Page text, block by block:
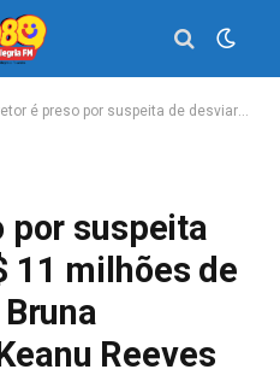
preso por suspeita de desviar US$ 11 milhões de série que teria Bruna Marquezine e Keanu Reeves
por suspeita
11 milhões de
Reeves